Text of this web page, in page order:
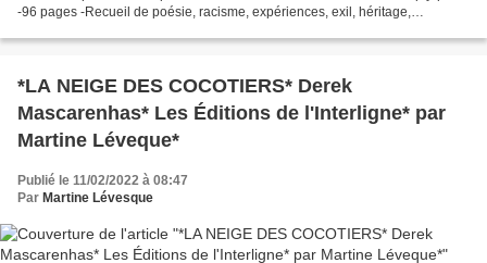
-96 pages -Recueil de poésie, racisme, expériences, exil, héritage,
*LA NEIGE DES COCOTIERS* Derek
Mascarenhas* Les Éditions de l'Interligne* par
Martine Léveque*
Publié le 11/02/2022 à 08:47
Par Martine Lévesque